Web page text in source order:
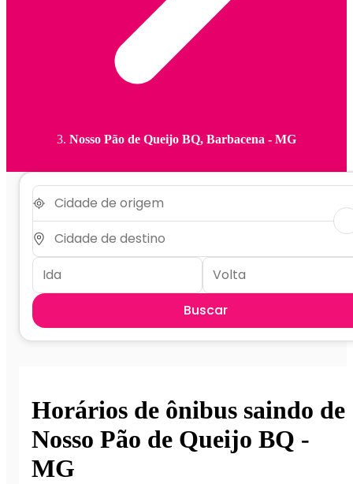
Nosso Pão de Queijo BQ, Barbacena - MG
Buscar
Horários de ônibus saindo de
Nosso Pão de Queijo BQ -
MG